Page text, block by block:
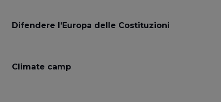
Difendere l’Europa delle Costituzioni
Climate camp